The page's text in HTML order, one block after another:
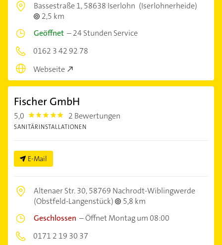
Bassestraße 1,58638 Iserlohn (Iserlohnerheide)
2,5 km
Geöffnet –24 Stunden Service
0162 3 42 92 78
Webseite
Fischer GmbH
5,0 5.0 2 Bewertungen
SANITÄRINSTALLATIONEN
E-Mail
Altenaer Str. 30,58769 Nachrodt-Wiblingwerde
(Obstfeld-Langenstück)
5,8 km
Geschlossen –Öffnet Montag um 08:00
0171 2 19 30 37